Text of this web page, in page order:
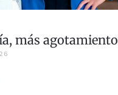
más agotamiento